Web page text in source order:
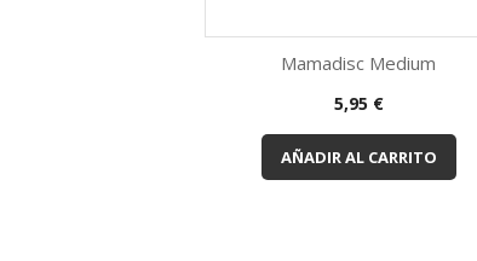
RosaNaranjaAmarillo
Mamadisc Medium
Precio
5,95 €
AÑADIR AL CARRITO